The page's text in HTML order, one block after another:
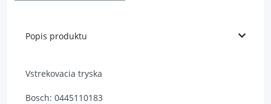
Popis produktu
Vstrekovacia tryska
Bosch: 0445110183